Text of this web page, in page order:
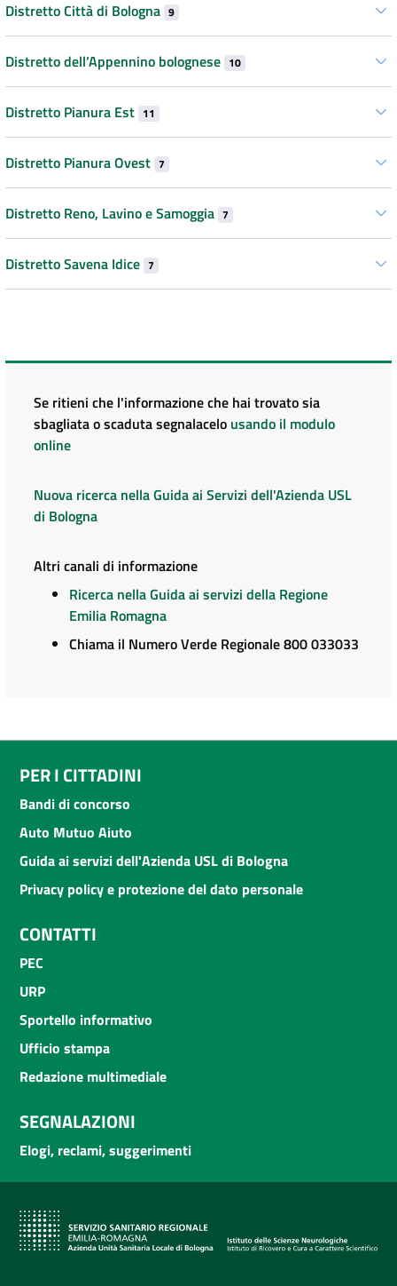
Distretto Città di Bologna 9
Distretto dell’Appennino bolognese 10
Distretto Pianura Est 11
Distretto Pianura Ovest 7
Distretto Reno, Lavino e Samoggia 7
Distretto Savena Idice 7
Se ritieni che l'informazione che hai trovato sia
sbagliata o scaduta segnalacelo usando il modulo
online
Nuova ricerca nella Guida ai Servizi dell'Azienda USL
di Bologna
Altri canali di informazione
Ricerca nella Guida ai servizi della Regione
Emilia Romagna
Chiama il Numero Verde Regionale 800 033033
PER I CITTADINI
Bandi di concorso
Auto Mutuo Aiuto
Guida ai servizi dell'Azienda USL di Bologna
Privacy policy e protezione del dato personale
CONTATTI
PEC
URP
Sportello informativo
Ufficio stampa
Redazione multimediale
SEGNALAZIONI
Elogi, reclami, suggerimenti